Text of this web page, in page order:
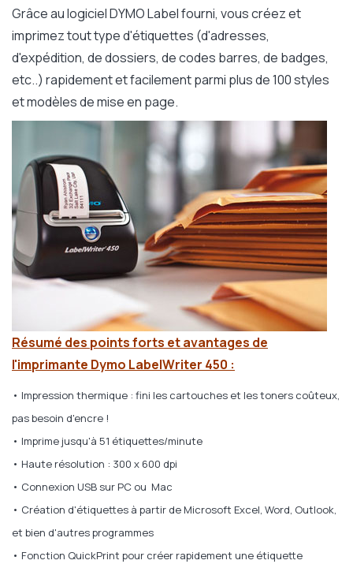
Grâce au logiciel DYMO Label fourni, vous créez et
imprimez tout type d'étiquettes (d'adresses,
d'expédition, de dossiers, de codes barres, de badges,
etc..) rapidement et facilement parmi plus de 100 styles
et modèles de mise en page.
Résumé des points forts et avantages de
l'imprimante Dymo LabelWriter 450 :
• Impression thermique : fini les cartouches et les toners coûteux,
pas besoin d'encre !
• Imprime jusqu'à 51 étiquettes/minute
• Haute résolution : 300 x 600 dpi
• Connexion USB sur PC ou Mac
• Création d'étiquettes à partir de Microsoft Excel, Word, Outlook,
et bien d'autres programmes
• Fonction QuickPrint pour créer rapidement une étiquette